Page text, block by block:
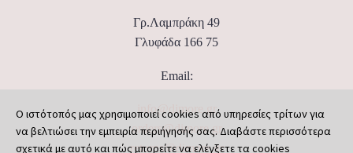
Γρ.Λαμπράκη 49
Γλυφάδα 166 75
Email:
info@dimore.gr
orders@dimore.gr
returns@dimore.gr
Ο ιστότοπός μας χρησιμοποιεί cookies από υπηρεσίες τρίτων για
να βελτιώσει την εμπειρία περιήγησής σας. Διαβάστε περισσότερα
σχετικά με αυτό και πώς μπορείτε να ελέγξετε τα cookies